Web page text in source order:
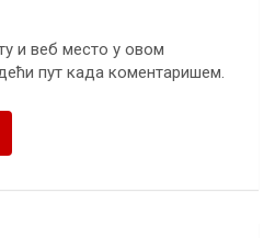
и веб место у овом
пут када коментаришем.